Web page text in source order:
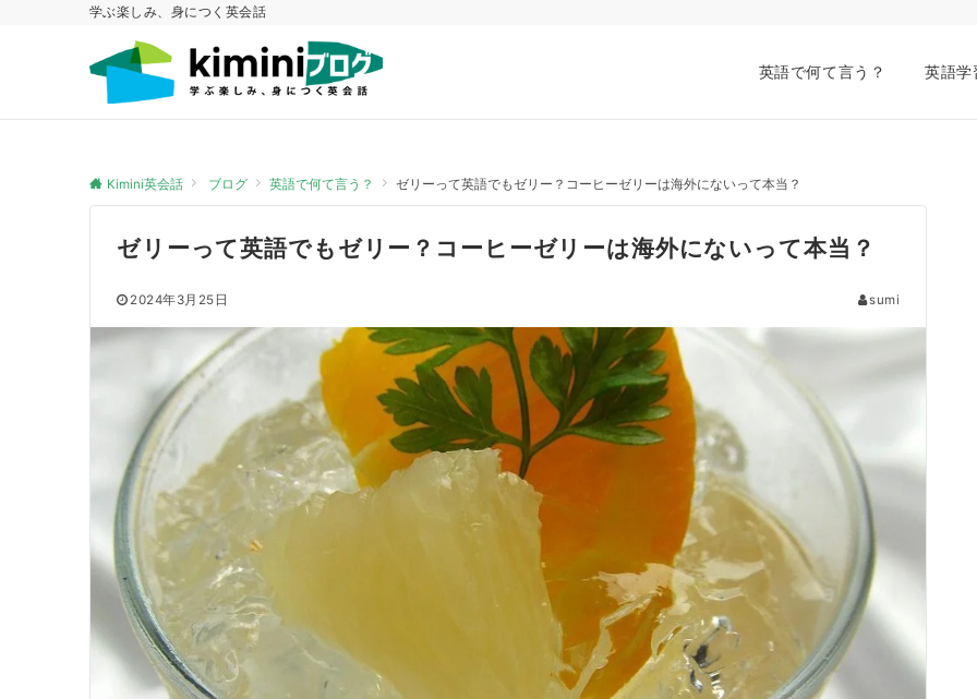
学ぶ楽しみ、身につく英会話
英語で何て言う？ 英語学
Kimini英会話 ブログ 英語で何て言う？ ゼリーって英語でもゼリー？コーヒーゼリーは海外にないって本当？
ゼリーって英語でもゼリー？コーヒーゼリーは海外にないって本当？
2024年3月25日 sumi